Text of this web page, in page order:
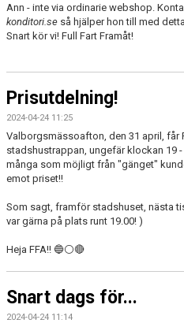
Ann - inte via ordinarie webshop.
konditori.se så hjälper hon till med
Snart kör vi! Full Fart Framåt!
Prisutdelning!
2024-04-24 11:25
Valborgsmässoafton, den 31 april, får
stadshustrappan, ungefär klockan 19 -
många som möjligt från "gänget"
emot priset!!
Som sagt, framför stadshuset, nästa
var gärna på plats runt 19.00! )
Heja FFA!! 🔵⚪🔴
Snart dags för...
2024-04-24 11:14